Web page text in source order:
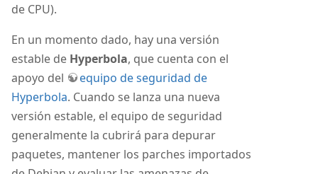
de CPU).
En un momento dado, hay una versión
estable de Hyperbola, que cuenta con el
apoyo del
equipo de seguridad de
Hyperbola. Cuando se lanza una nueva
versión estable, el equipo de seguridad
generalmente la cubrirá para depurar
paquetes, mantener los parches importados